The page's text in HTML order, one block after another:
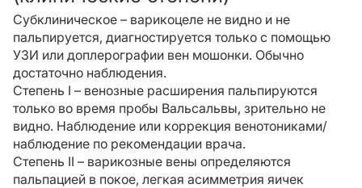
Субклиническое – варикоцеле не видно и не
пальпируется, диагностируется только с помощью
УЗИ или доплерографии вен мошонки. Обычно
достаточно наблюдения.
Степень I – венозные расширения пальпируются
только во время пробы Вальсальвы, зрительно не
видно. Наблюдение или коррекция венотониками/
наблюдение по рекомендации врача.
Степень II – варикозные вены определяются
пальпацией в покое, легкая асимметрия яичек